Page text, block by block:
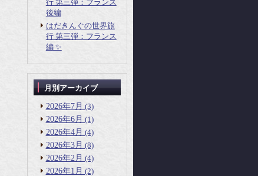
行 第三弾：フランス
後編
はだきんぐの世界旅
行 第三弾：フランス
編 ✨
月別アーカイブ
2026年7月 (3)
2026年6月 (1)
2026年4月 (4)
2026年3月 (8)
2026年2月 (4)
2026年1月 (2)